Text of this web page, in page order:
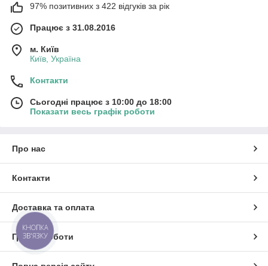
97% позитивних з 422 відгуків за рік
Працює з 31.08.2016
м. Київ
Київ, Україна
Контакти
Сьогодні працює з 10:00 до 18:00
Показати весь графік роботи
Про нас
Контакти
Доставка та оплата
Графік роботи
КНОПКА
ЗВ'ЯЗКУ